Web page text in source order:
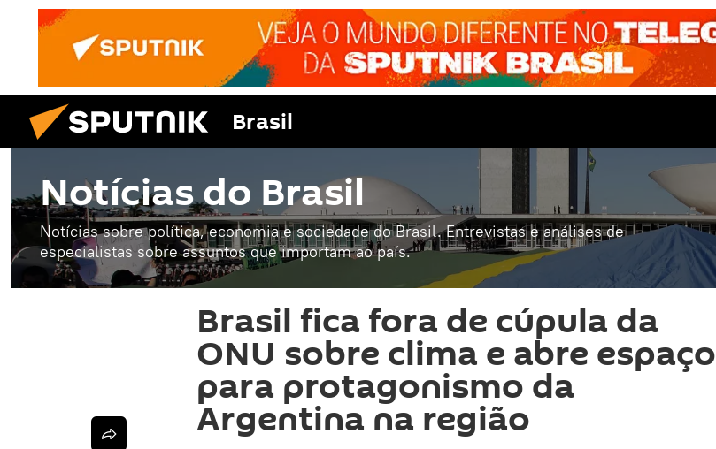
Brasil
Notícias do Brasil
Notícias sobre política, economia e sociedade do Brasil. Entrevistas e análises de
especialistas sobre assuntos que importam ao país.
Brasil fica fora de cúpula da
ONU sobre clima e abre espaço
para protagonismo da
Argentina na região